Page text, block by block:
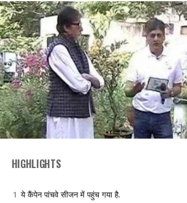
HIGHLIGHTS
ये कैंपेन पांचवे सीजन में पहुंच गया है.